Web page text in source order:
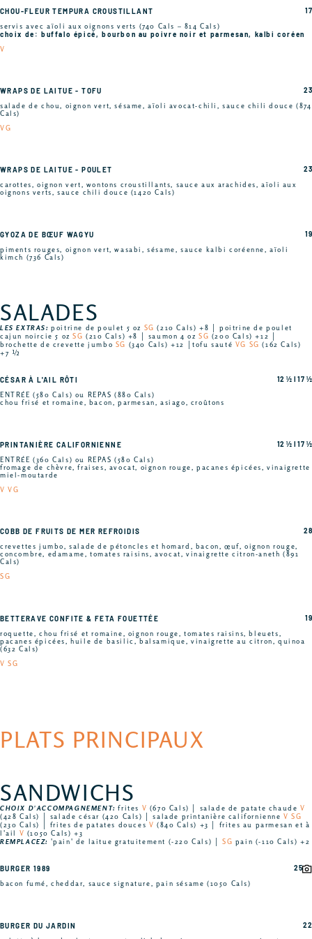
CHOU-FLEUR TEMPURA CROUSTILLANT
servis avec aïoli aux oignons verts (740 Cals – 814 Cals)
choix de: buffalo épicé, bourbon au poivre noir et parmesan, kalbi coréen
V
17
WRAPS DE LAITUE - TOFU
salade de chou, oignon vert, sésame, aïoli avocat-chili, sauce chili douce (874
Cals)
VG
23
WRAPS DE LAITUE - POULET
carottes, oignon vert, wontons croustillants, sauce aux arachides, aïoli aux
oignons verts, sauce chili douce (1420 Cals)
23
GYOZA DE BŒUF WAGYU
piments rouges, oignon vert, wasabi, sésame, sauce kalbi coréenne, aïoli
kimch (736 Cals)
19
SALADES
LES EXTRAS: poitrine de poulet 5 oz SG (210 Cals) +8 │ poitrine de poulet
cajun noircie 5 ozSG (210 Cals) +8 │ saumon 4 ozSG (200 Cals) +12 │
brochette de crevette jumbo SG (340 Cals) +12 │tofu sauté VG SG (162 Cals)
+7 ½
CÉSAR À L'AIL RÔTI
ENTRÉE (580 Cals) ou REPAS (880 Cals)
chou frisé et romaine, bacon, parmesan, asiago, croûtons
12 ½ I 17 ½
PRINTANIÈRE CALIFORNIENNE
ENTRÉE (360 Cals) ou REPAS (580 Cals)
fromage de chèvre, fraises, avocat, oignon rouge, pacanes épicées, vinaigrette
miel-moutarde
V VG
12 ½ I 17 ½
COBB DE FRUITS DE MER REFROIDIS
crevettes jumbo, salade de pétoncles et homard, bacon, œuf, oignon rouge,
concombre, edamame, tomates raisins, avocat, vinaigrette citron-aneth (891
Cals)
SG
28
BETTERAVE CONFITE & FETA FOUETTÉE
roquette, chou frisé et romaine, oignon rouge, tomates raisins, bleuets,
pacanes épicées, huile de basilic, balsamique, vinaigrette au citron, quinoa
(632 Cals)
V SG
19
PLATS PRINCIPAUX
SANDWICHS
CHOIX D'ACCOMPAGNEMENT: frites V (670 Cals) │ salade de patate chaudeV
(428 Cals) │ salade césar (420 Cals) │ salade printanière californienneV SG
(230 Cals) │ frites de patates douces V (840 Cals) +3 │ frites au parmesan et à
l'ail V (1050 Cals) +3
REMPLACEZ: 'pain' de laitue gratuitement (-220 Cals) │SG pain (-110 Cals) +2
BURGER 1989
bacon fumé, cheddar, sauce signature, pain sésame (1050 Cals)
25
BURGER DU JARDIN 22